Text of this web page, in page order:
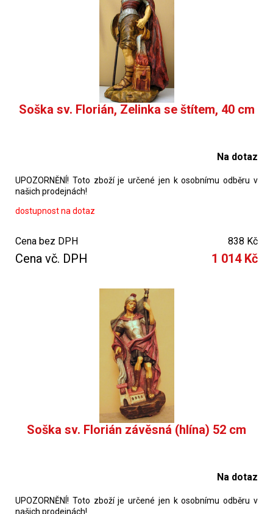
Soška sv. Florián, Zelinka se štítem, 40 cm
Na dotaz
UPOZORNĚNÍ! Toto zboží je určené jen k osobnímu odběru v
našich prodejnách!
dostupnost na dotaz
Cena bez DPH 838 Kč
Cena vč. DPH 1 014 Kč
Soška sv. Florián závěsná (hlína) 52 cm
Na dotaz
UPOZORNĚNÍ! Toto zboží je určené jen k osobnímu odběru v
našich prodejnách!